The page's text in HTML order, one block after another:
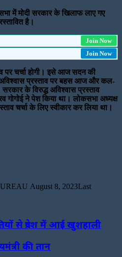
में मोदी सरकार के खिलाफ लाए गए
है।
Join Now
Join Now
पर चर्चा होगी। इसे आज सदन की
अविश्वास प्रस्ताव पर बहस आज और कल-
के विरुद्ध अविश्वास प्रस्ताव
गोगोई ने पेश किया था। लोकसभा अध्यक्ष
चर्चा के लिए स्वीकार कर लिया था।
August 8, 2023Last
से प्रदेश में आई खुशहाली
की तान